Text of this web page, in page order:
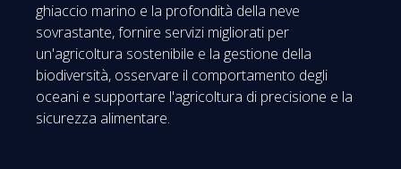
ghiaccio marino e la profondità della neve
sovrastante, fornire servizi migliorati per
un'agricoltura sostenibile e la gestione della
biodiversità, osservare il comportamento degli
oceani e supportare l'agricoltura di precisione e la
sicurezza alimentare.